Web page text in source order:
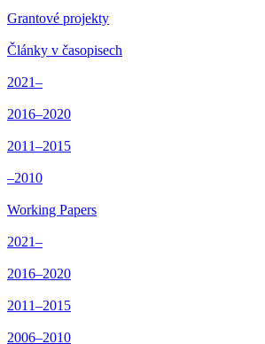
Grantové projekty
Články v časopisech
2021–
2016–2020
2011–2015
–2010
Working Papers
2021–
2016–2020
2011–2015
2006–2010